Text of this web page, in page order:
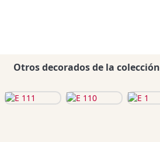
Otros decorados de la colección